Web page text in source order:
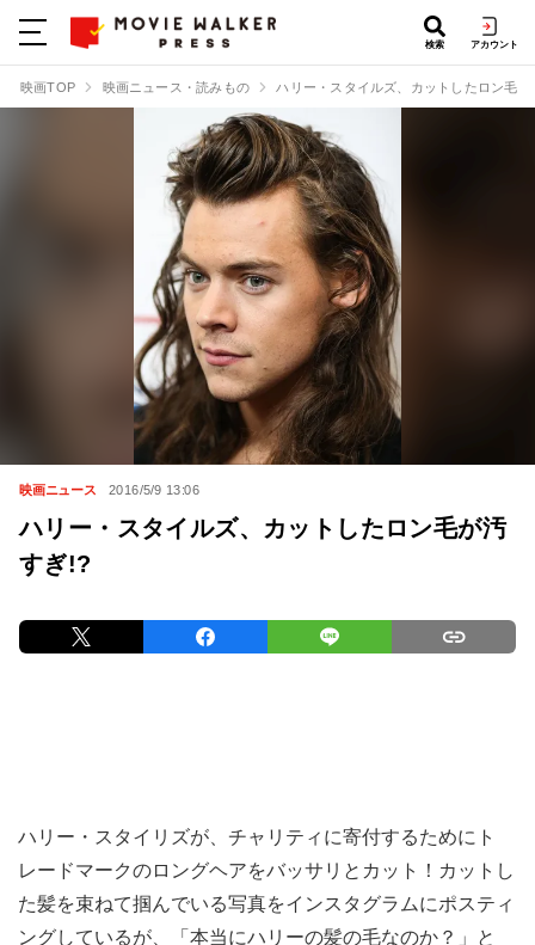
検索 アカウント
映画TOP 映画ニュース・読みもの ハリー・スタイルズ、カットしたロン毛が
映画ニュース 2016/5/9 13:06
ハリー・スタイルズ、カットしたロン毛が汚
すぎ!?
ハリー・スタイリズが、チャリティに寄付するためにト
レードマークのロングヘアをバッサリとカット！カットし
た髪を束ねて掴んでいる写真をインスタグラムにポスティ
ングしているが、「本当にハリーの髪の毛なのか？」と